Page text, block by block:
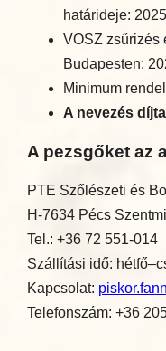
határideje:
VOSZ zsűrizés
Budapesten:
Minimum
A nevezés
A pezsgőket az
PTE Szőlészeti és
H-7634 Pécs
Tel.: +36 72 551-014
Szállítási idő:
Kapcsolat:
Telefonszám: +36